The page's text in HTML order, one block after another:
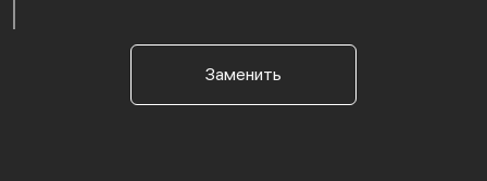
Заменить